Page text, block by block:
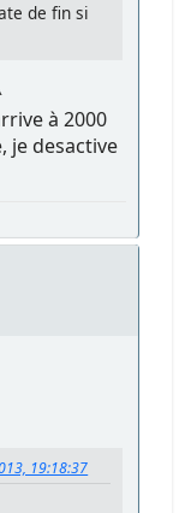
de fin si
à 2000
je desactive
19:18:37